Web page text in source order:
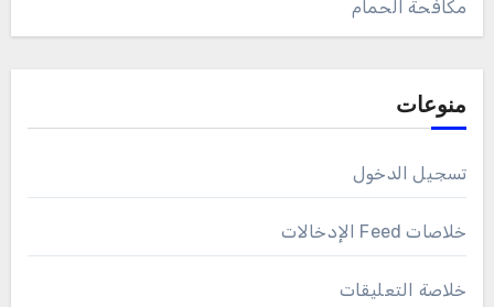
مكافحة الحمام
منوعات
تسجيل الدخول
خلاصات Feed الإدخالات
خلاصة التعليقات